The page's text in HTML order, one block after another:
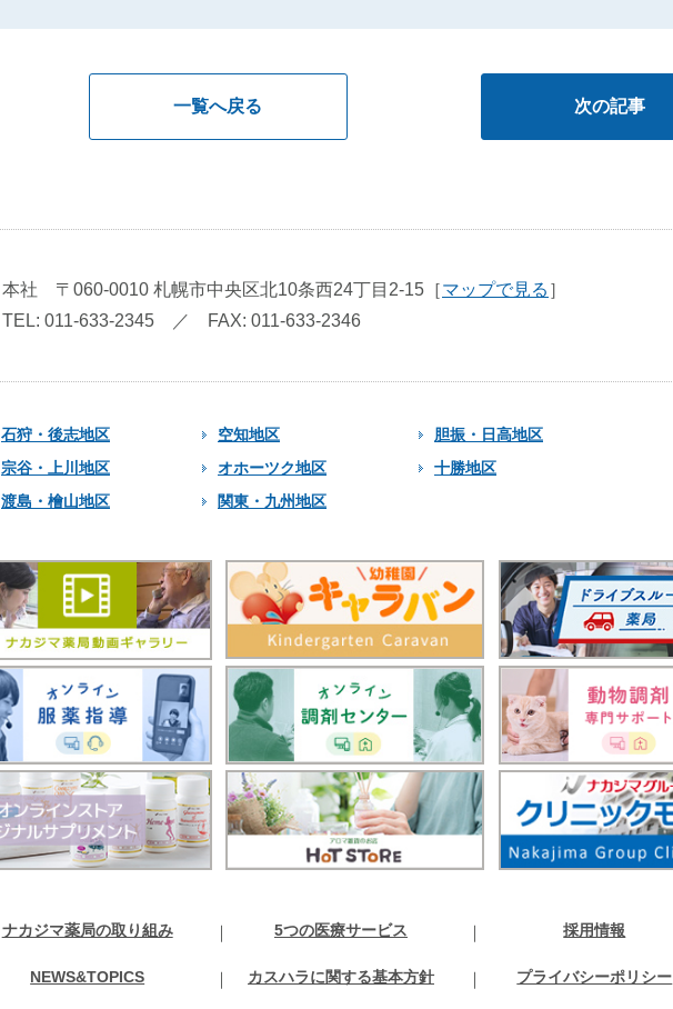
一覧へ戻る 次の記事
本社 〒060-0010 札幌市中央区北10条西24丁目2-15 ［マップで見る ］
TEL: 011-633-2345 ／ FAX: 011-633-2346
石狩・後志地区 空知地区
胆振・日高地区
宗谷・上川地区
オホーツク地区
十勝地区
渡島・檜山地区
関東・九州地区
ナカジマ薬局の取り組み 5つの医療サービス 採用情報
NEWS&TOPICS カスハラに関する基本方針 プライバシーポリシー